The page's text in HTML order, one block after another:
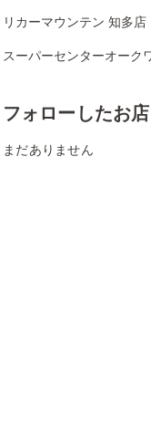
リカーマウンテン 知多店
スーパーセンターオーク
フォローしたお店
まだありません